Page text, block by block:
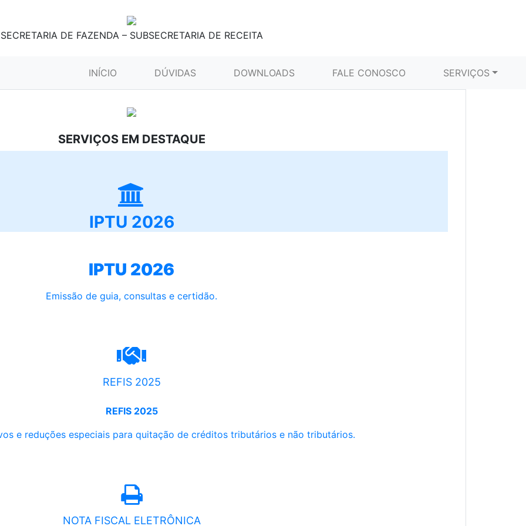
SECRETARIA DE FAZENDA – SUBSECRETARIA DE RECEITA
INÍCIO (CURRENT)DÚVIDAS DOWNLOADS FALE CONOSCO SERVIÇOS
SERVIÇOS EM DESTAQUE
IPTU 2026
IPTU 2026
Emissão de guia, consultas e certidão.
REFIS 2025
REFIS 2025
e reduções especiais para quitação de créditos tributários e não tributários.
NOTA FISCAL ELETRÔNICA